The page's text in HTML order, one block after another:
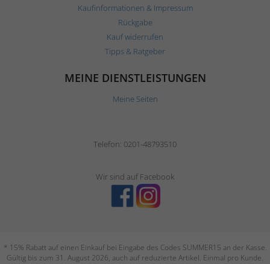
Kaufinformationen & Impressum
Rückgabe
Kauf widerrufen
Tipps & Ratgeber
MEINE DIENSTLEISTUNGEN
Meine Seiten
Telefon: 0201-48793510
Wir sind auf Facebook
* 15% Rabatt auf einen Einkauf bei Eingabe des Codes SUMMER15 an der Kasse.
Gültig bis zum 31. August 2026, auch auf reduzierte Artikel. Einmal pro Kunde.